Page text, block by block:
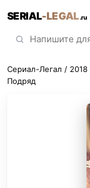
SERIAL-LEGAL.ru
Сериал-Легал / 2018
Подряд